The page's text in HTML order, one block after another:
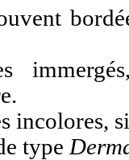
incolores,
type